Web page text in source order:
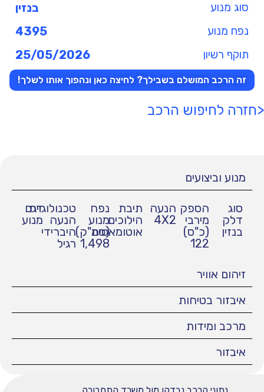
סוג מנוע בנזין
נפח מנוע 4395
תוקף רשיון 25/05/2026
זה הרכב המושלם בשבילך? לחיצה כאן ונהפוך אותו לשלך!
<חזרה לחיפוש הרכב
מנוע וביצועים
סוג
דלק
בנזין
הספק
מירבי
(כ"ס)
122
הנעה
4X2
תיבת
הילוכים
אוטומאטית
נפח
מנוע
(סמ"ק)
1,498
טכנולוגיית
הנעה
היברידי
רגיל
דגם
מנוע
זיהום אוויר
איבזור בטיחות
מרכב ומידות
איבזור